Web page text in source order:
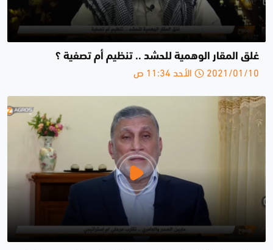
غلق المقار الوهمية للحشد .. تنظيم أم تصفية ؟
2021/01/10 الأحد 11:34 ص